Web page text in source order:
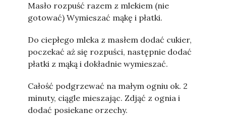
Masło rozpuść razem z mlekiem (nie
gotować) Wymieszać mąkę i płatki.
Do ciepłego mleka z masłem dodać cukier,
poczekać aż się rozpuści, następnie dodać
płatki z mąką i dokładnie wymieszać.
Całość podgrzewać na małym ogniu ok. 2
minuty, ciągle mieszając. Zdjąć z ognia i
dodać posiekane orzechy.